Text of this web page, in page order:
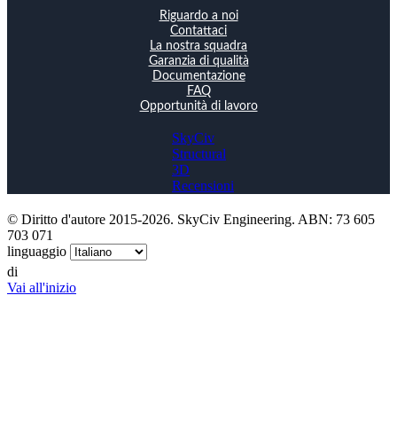
Riguardo a noi
Contattaci
La nostra squadra
Garanzia di qualità
Documentazione
FAQ
Opportunità di lavoro
SkyCiv
Structural
3D
Recensioni
© Diritto d'autore 2015-2026. SkyCiv Engineering. ABN: 73 605
703 071
linguaggio
di
Vai all'inizio